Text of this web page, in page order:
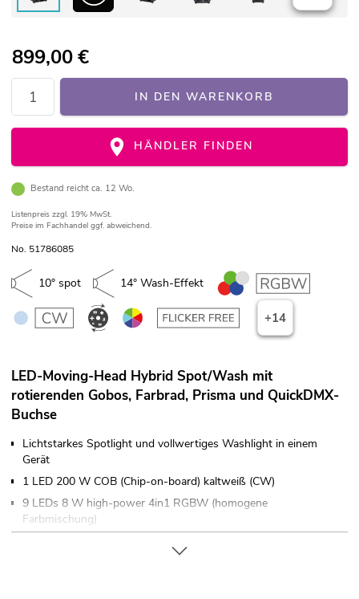
899,00€
IN DEN WARENKORB
HÄNDLER FINDEN
Bestand reicht ca. 12 Wo.
Listenpreis zzgl. 19% MwSt.
Preise im Fachhandel ggf. abweichend.
No. 51786085
10° spot 14° Wash-Effekt
+14
LED-Moving-Head Hybrid Spot/Wash mit
rotierenden Gobos, Farbrad, Prisma und QuickDMX-
Buchse
Lichtstarkes Spotlight und vollwertiges Washlight in einem
Gerät
1 LED 200 W COB (Chip-on-board) kaltweiß (CW)
9 LEDs 8 W high-power 4in1 RGBW (homogene
Farbmischung)